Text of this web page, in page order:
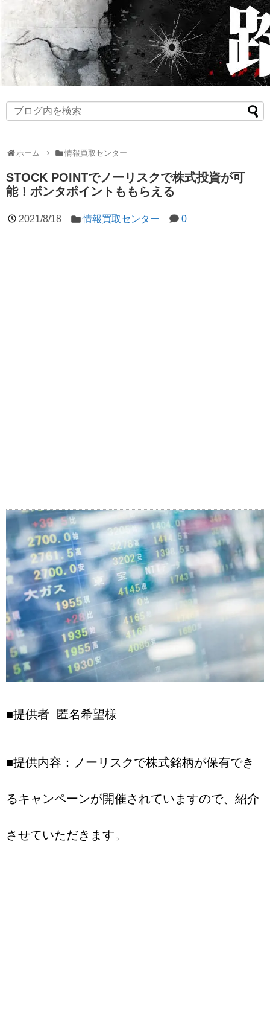
ホーム 情報買取センター
STOCK POINTでノーリスクで株式投資が可
能！ポンタポイントももらえる
2021/8/18 情報買取センター 0
■提供者 匿名希望様
■提供内容：ノーリスクで株式銘柄が保有でき
るキャンペーンが開催されていますので、紹介
させていただきます。